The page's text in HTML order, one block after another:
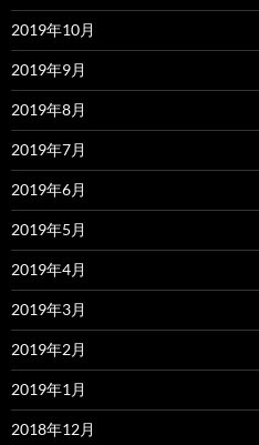
2019年10月
2019年9月
2019年8月
2019年7月
2019年6月
2019年5月
2019年4月
2019年3月
2019年2月
2019年1月
2018年12月